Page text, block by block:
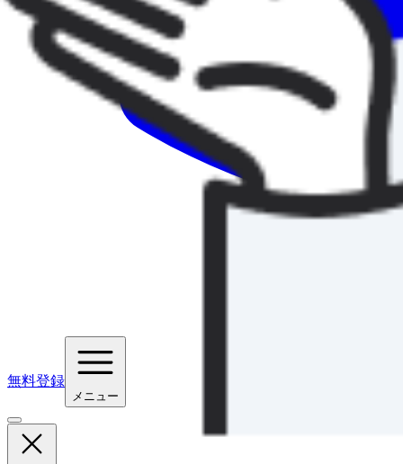
無料登録
メニュー